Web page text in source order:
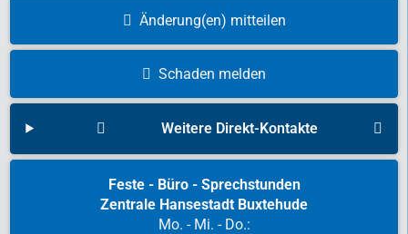
Änderung(en) mitteilen
Schaden melden
Weitere Direkt-Kontakte
Feste - Büro - Sprechstunden
Zentrale Hansestadt Buxtehude
Mo. - Mi. - Do.: